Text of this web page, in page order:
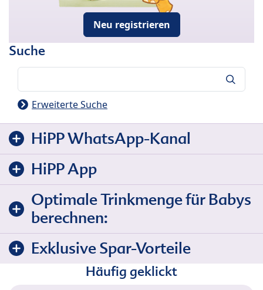
Neu registrieren
Suche
Erweiterte Suche
HiPP WhatsApp-Kanal
HiPP App
Optimale Trinkmenge für Babys
berechnen:
Exklusive Spar-Vorteile
Häufig geklickt